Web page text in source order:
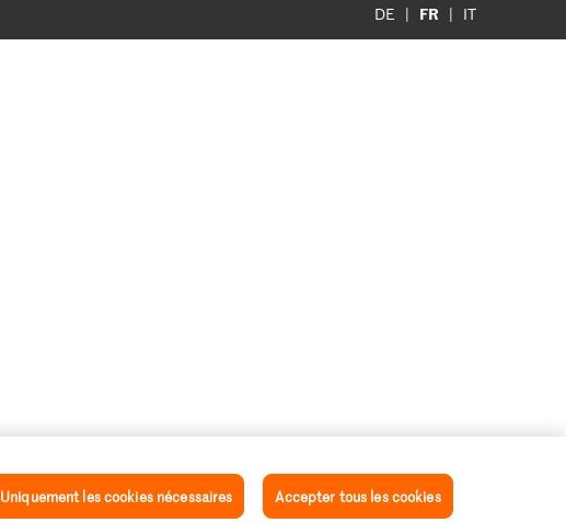
DE FR IT
Uniquement les cookies nécessaires Accepter tous les cookies